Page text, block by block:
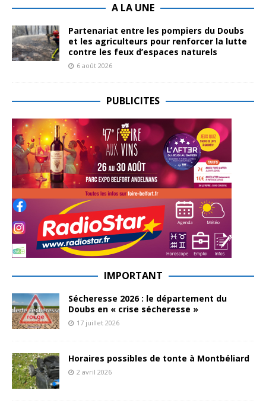
A LA UNE
Partenariat entre les pompiers du Doubs
et les agriculteurs pour renforcer la lutte
contre les feux d’espaces naturels
6 août 2026
PUBLICITES
IMPORTANT
Sécheresse 2026 : le département du
Doubs en « crise sécheresse »
17 juillet 2026
Horaires possibles de tonte à Montbéliard
2 avril 2026